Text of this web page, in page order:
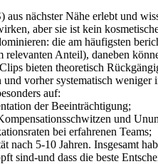
nächster Nähe erlebt und
aber sie ist ⁣kein
die am ⁢häufigsten
⁣Anteil), daneben
bieten theoretisch
vorher systematisch
auf:
der Beeinträchtigung;
und
bei erfahrenen Teams;
nach 5-10‍ Jahren. Insgesamt
sind-und‍ dass die⁣ beste